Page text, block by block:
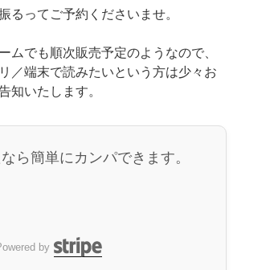
るってご予約くださいませ。
ムでも順次販売予定のようなので、
／端末で読みたいという方は少々お
知いたします。
ら簡単にカンパできます。
by